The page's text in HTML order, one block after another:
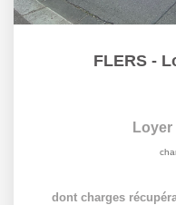
FLERS -
Loyer
dont charges